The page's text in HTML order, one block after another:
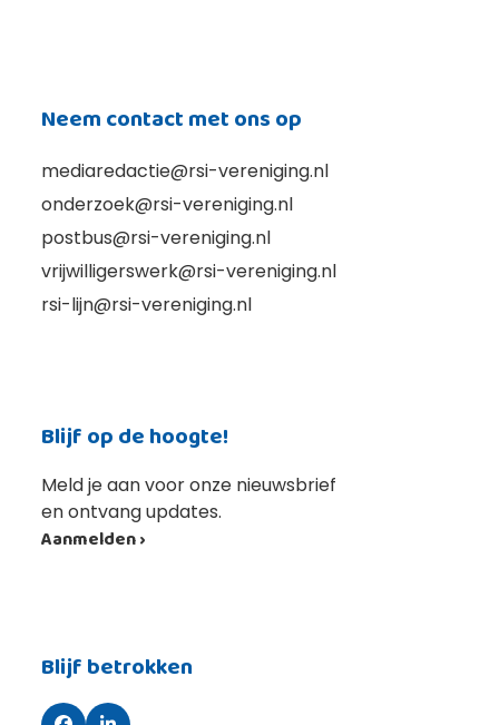
Neem contact met ons op
mediaredactie@rsi-vereniging.nl
onderzoek@rsi-vereniging.nl
postbus@rsi-vereniging.nl
vrijwilligerswerk@rsi-vereniging.nl
rsi-lijn@rsi-vereniging.nl
Blijf op de hoogte!
Meld je aan voor onze nieuwsbrief
en ontvang updates.
Aanmelden ›
Blijf betrokken